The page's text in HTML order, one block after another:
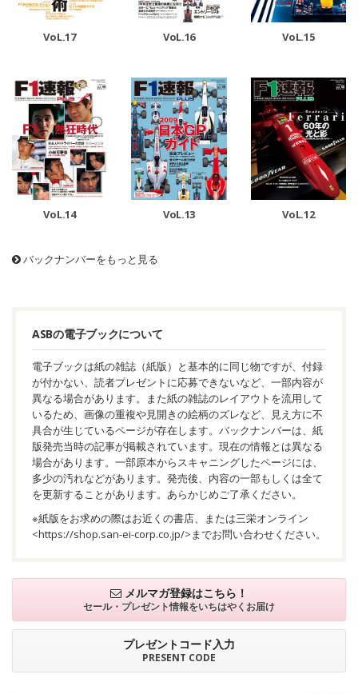
VoL.17 VoL.16 VoL.15
VoL.14 VoL.13 VoL.12
バックナンバーをもっと見る
ASBの電子ブックについて
電子ブックは紙の雑誌（紙版）と基本的に同じ物ですが、付録
が付かない、読者プレゼントに応募できないなど、一部内容が
異なる場合があります。また紙の雑誌のレイアウトを流用して
いるため、画像の重複や見開きの絵柄のズレなど、見え方に不
具合が生じているページが存在します。バックナンバーは、紙
版発売当時の記事が掲載されています。現在の情報とは異なる
場合があります。一部原本からスキャニングしたページには、
多少の汚れなどがあります。発売後、内容の一部もしくは全て
を更新することがあります。あらかじめご了承ください。
※紙版をお求めの際はお近くの書店、または三栄オンライン
<https://shop.san-ei-corp.co.jp/>までお問い合わせください。
メルマガ登録はこちら！
セール・プレゼント情報をいちはやくお届け
プレゼントコード入力
PRESENT CODE